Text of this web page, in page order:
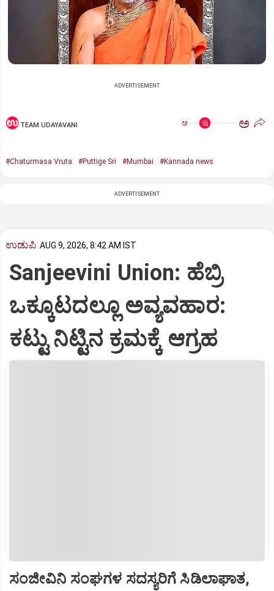
ADVERTISEMENT
TEAM UDAYAVANI ಅ ಅ
#Chaturmasa Vruta #Puttige Sri #Mumbai #Kannada news
ADVERTISEMENT
ಉಡುಪಿ AUG 9, 2026, 8:42 AM IST
Sanjeevini Union: ಹೆಬ್ರಿ
ಒಕ್ಕೂಟದಲ್ಲೂ ಅವ್ಯವಹಾರ:
ಕಟ್ಟು ನಿಟ್ಟಿನ ಕ್ರಮಕ್ಕೆ ಆಗ್ರಹ
ಸಂಜೀವಿನಿ ಸಂಘಗಳ ಸದಸ್ಯರಿಗೆ ಸಿಡಿಲಾಘಾತ,